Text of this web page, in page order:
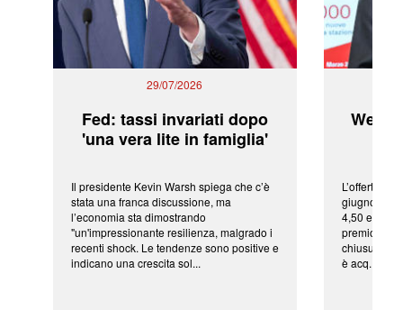
29/07/2026
Fed: tassi invariati dopo
'una vera lite in famiglia'
Il presidente Kevin Warsh spiega che c’è
stata una franca discussione, ma
l’economia sta dimostrando
"un'impressionante resilienza, malgrado i
recenti shock. Le tendenze sono positive e
indicano una crescita sol...
L’offerta
giugno da
4,50 euro
premio di
chiusura
è acq...